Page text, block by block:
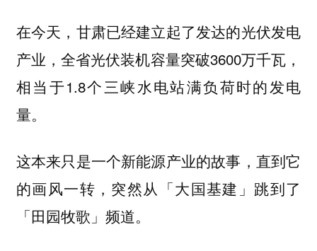
在今天，甘肃已经建立起了发达的光伏发电
产业，全省光伏装机容量突破3600万千瓦，
相当于1.8个三峡水电站满负荷时的发电
量。
这本来只是一个新能源产业的故事，直到它
的画风一转，突然从「大国基建」跳到了
「田园牧歌」频道。